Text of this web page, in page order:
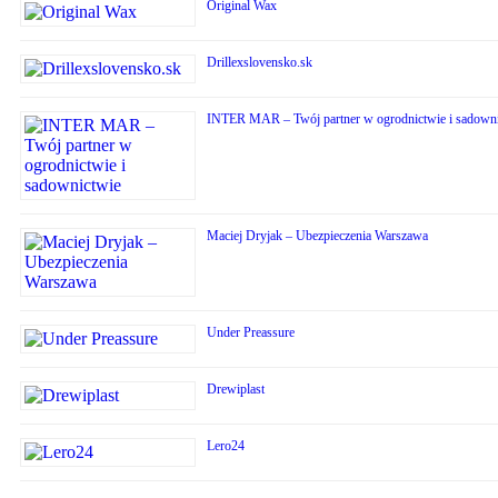
Original Wax
Drillexslovensko.sk
INTER MAR – Twój partner w ogrodnictwie i
Maciej Dryjak – Ubezpieczenia Warszawa
Under Preassure
Drewiplast
Lero24